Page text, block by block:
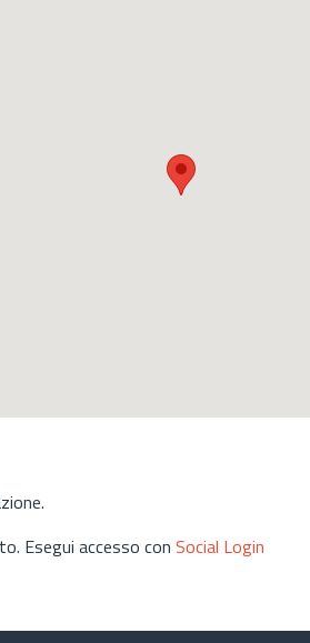
Esegui accesso con Social Login